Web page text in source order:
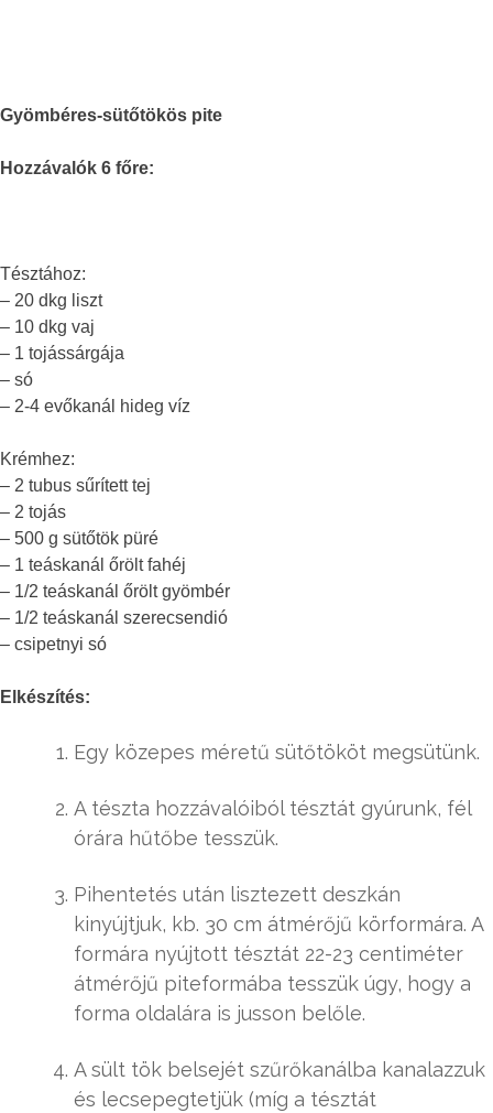
Gyömbéres-sütőtökös pite
Hozzávalók 6 főre:
Tésztához:
– 20 dkg liszt
– 10 dkg vaj
– 1 tojássárgája
– só
– 2-4 evőkanál hideg víz
Krémhez:
– 2 tubus sűrített tej
– 2 tojás
– 500 g sütőtök püré
– 1 teáskanál őrölt fahéj
– 1/2 teáskanál őrölt gyömbér
– 1/2 teáskanál szerecsendió
– csipetnyi só
Elkészítés:
Egy közepes méretű sütőtököt megsütünk.
A tészta hozzávalóiból tésztát gyúrunk, fél
órára hűtőbe tesszük.
Pihentetés után lisztezett deszkán
kinyújtjuk, kb. 30 cm átmérőjű körformára. A
formára nyújtott tésztát 22-23 centiméter
átmérőjű piteformába tesszük úgy, hogy a
forma oldalára is jusson belőle.
A sült tök belsejét szűrőkanálba kanalazzuk
és lecsepegtetjük (míg a tésztát